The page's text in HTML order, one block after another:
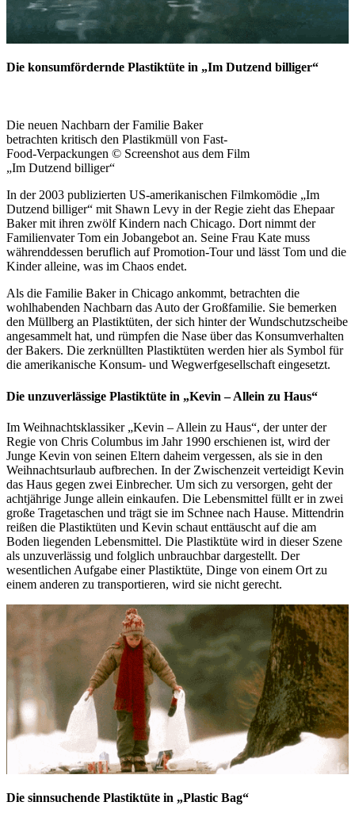
Die konsumfördernde Plastiktüte in „Im Dutzend billiger“
Die neuen Nachbarn der Familie Baker
betrachten kritisch den Plastikmüll von Fast-
Food-Verpackungen © Screenshot aus dem Film
„Im Dutzend billiger“
In der 2003 publizierten US-amerikanischen Filmkomödie „Im
Dutzend billiger“ mit Shawn Levy in der Regie zieht das Ehepaar
Baker mit ihren zwölf Kindern nach Chicago. Dort nimmt der
Familienvater Tom ein Jobangebot an. Seine Frau Kate muss
währenddessen beruflich auf Promotion-Tour und lässt Tom und die
Kinder alleine, was im Chaos endet.
Als die Familie Baker in Chicago ankommt, betrachten die
wohlhabenden Nachbarn das Auto der Großfamilie. Sie bemerken
den Müllberg an Plastiktüten, der sich hinter der Wundschutzscheibe
angesammelt hat, und rümpfen die Nase über das Konsumverhalten
der Bakers. Die zerknüllten Plastiktüten werden hier als Symbol für
die amerikanische Konsum- und Wegwerfgesellschaft eingesetzt.
Die unzuverlässige Plastiktüte in „Kevin – Allein zu Haus“
Im Weihnachtsklassiker „Kevin – Allein zu Haus“, der unter der
Regie von Chris Columbus im Jahr 1990 erschienen ist, wird der
Junge Kevin von seinen Eltern daheim vergessen, als sie in den
Weihnachtsurlaub aufbrechen. In der Zwischenzeit verteidigt Kevin
das Haus gegen zwei Einbrecher. Um sich zu versorgen, geht der
achtjährige Junge allein einkaufen. Die Lebensmittel füllt er in zwei
große Tragetaschen und trägt sie im Schnee nach Hause. Mittendrin
reißen die Plastiktüten und Kevin schaut enttäuscht auf die am
Boden liegenden Lebensmittel. Die Plastiktüte wird in dieser Szene
als unzuverlässig und folglich unbrauchbar dargestellt. Der
wesentlichen Aufgabe einer Plastiktüte, Dinge von einem Ort zu
einem anderen zu transportieren, wird sie nicht gerecht.
Die sinnsuchende Plastiktüte in „Plastic Bag“